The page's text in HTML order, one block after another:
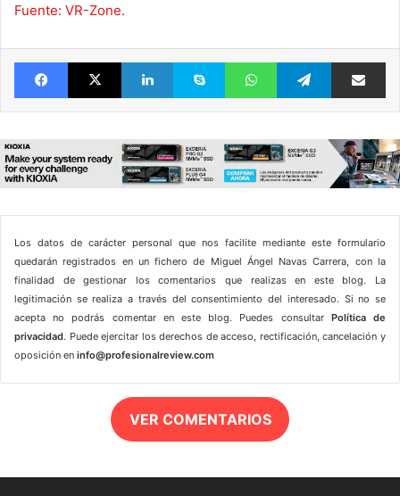
Fuente: VR-Zone.
FacebookX LinkedIn Skype WhatsAppTelegram
Los datos de carácter personal que nos facilite mediante este formulario
quedarán registrados en un fichero de Miguel Ángel Navas Carrera, con la
finalidad de gestionar los comentarios que realizas en este blog. La
legitimación se realiza a través del consentimiento del interesado. Si no se
acepta no podrás comentar en este blog. Puedes consultar Política de
privacidad. Puede ejercitar los derechos de acceso, rectificación, cancelación y
oposición en info@profesionalreview.com
VER COMENTARIOS